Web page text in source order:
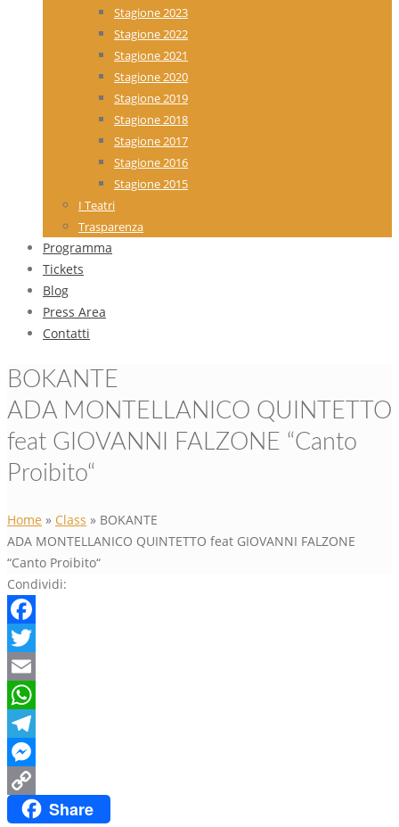
Stagione 2023
Stagione 2022
Stagione 2021
Stagione 2020
Stagione 2019
Stagione 2018
Stagione 2017
Stagione 2016
Stagione 2015
I Teatri
Trasparenza
Programma
Tickets
Blog
Press Area
Contatti
BOKANTE
ADA MONTELLANICO QUINTETTO
feat GIOVANNI FALZONE “Canto
Proibito“
Home » Class » BOKANTE
ADA MONTELLANICO QUINTETTO feat GIOVANNI FALZONE
“Canto Proibito“
Condividi:
Facebook
Twitter
Email
WhatsApp
Telegram
Messenger
Copy
Share